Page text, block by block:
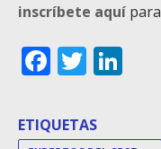
inscríbete aquí
Facebook
ETIQUETAS